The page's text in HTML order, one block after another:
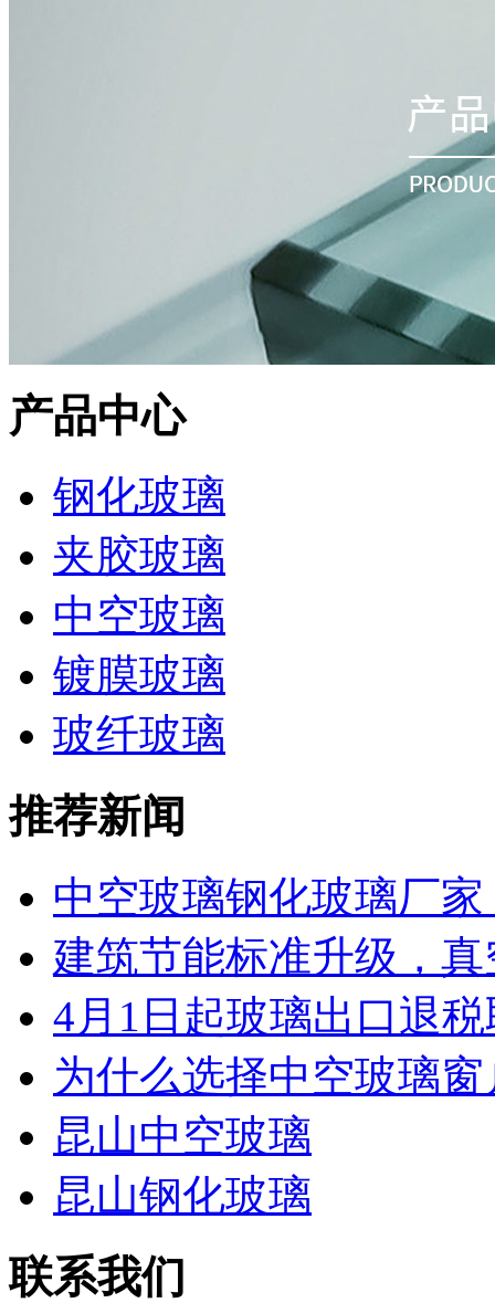
产品中心
钢化玻璃
夹胶玻璃
中空玻璃
镀膜玻璃
玻纤玻璃
推荐新闻
中空玻璃钢化玻璃厂家
建筑节能标准升级，真
4月1日起玻璃出口退
为什么选择中空玻璃
昆山中空玻璃
昆山钢化玻璃
联系我们